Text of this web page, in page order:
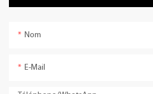
Nom
E-Mail